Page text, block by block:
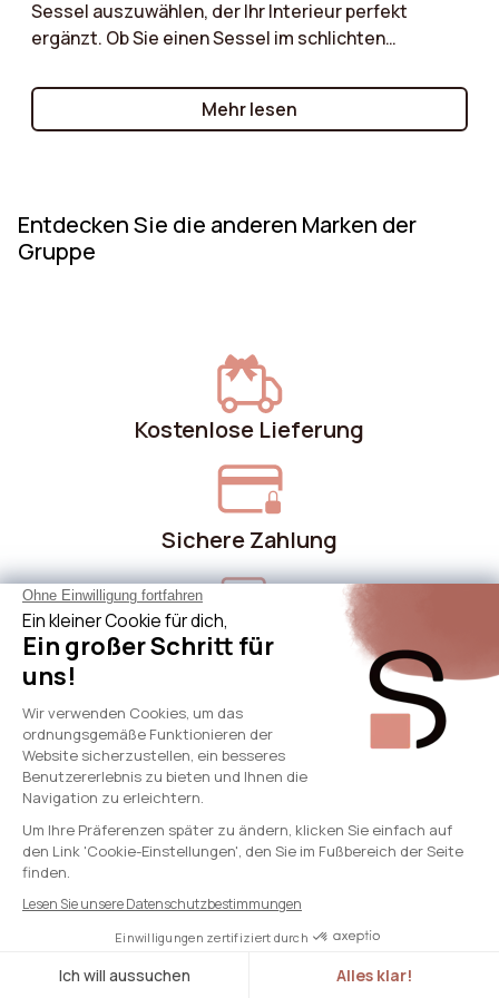
Sessel auszuwählen, der Ihr Interieur perfekt
ergänzt. Ob Sie einen Sessel im schlichten
Modell oder einen zeitlosen klassischen Sessel
suchen – wir führen Sie durch die wesentlichen
Mehr lesen
Entdecken Sie die anderen Marken der
Gruppe
Kostenlose Lieferung
Sichere Zahlung
Engagierter Kundenservice
Schnelle Lieferung
Über Sicaan
Unsere Leistungen
Brauche Hilfe